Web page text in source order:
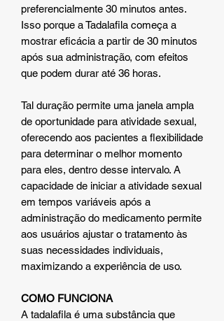
preferencialmente 30 minutos antes.
Isso porque a Tadalafila começa a
mostrar eficácia a partir de 30 minutos
após sua administração, com efeitos
que podem durar até 36 horas.
Tal duração permite uma janela ampla
de oportunidade para atividade sexual,
oferecendo aos pacientes a flexibilidade
para determinar o melhor momento
para eles, dentro desse intervalo. A
capacidade de iniciar a atividade sexual
em tempos variáveis após a
administração do medicamento permite
aos usuários ajustar o tratamento às
suas necessidades individuais,
maximizando a experiência de uso.
COMO FUNCIONA
A tadalafila é uma substância que